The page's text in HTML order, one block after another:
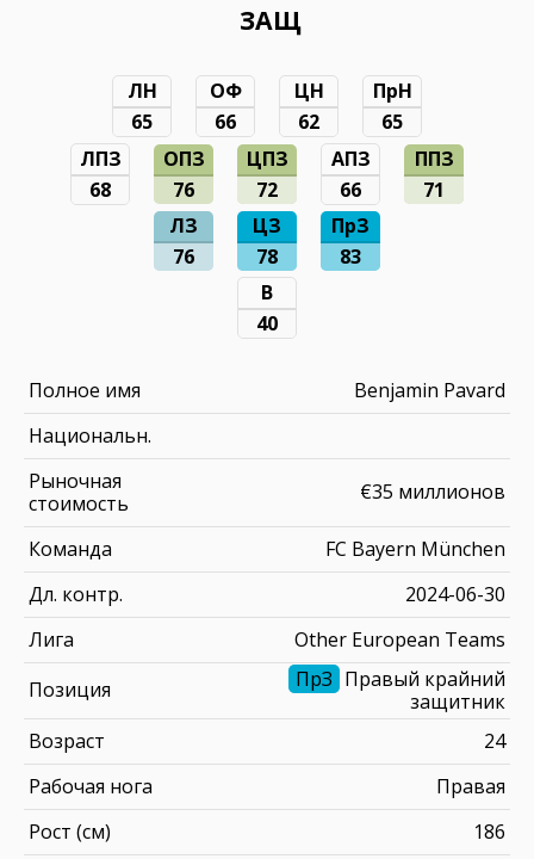
ЗАЩ
ЛН
65
ОФ
66
ЦН
62
ПрН
65
ЛПЗ
68
ОПЗ
76
ЦПЗ
72
АПЗ
66
ППЗ
71
ЛЗ
76
ЦЗ
78
ПрЗ
83
В
40
Полное имя
Benjamin Pavard
Национальн.
Рыночная
стоимость
€35 миллионов
Команда
FC Bayern München
Дл. контр.
2024-06-30
Лига
Other European Teams
Позиция
ПрЗ Правый крайний
защитник
Возраст
24
Рабочая нога
Правая
Рост (см)
186